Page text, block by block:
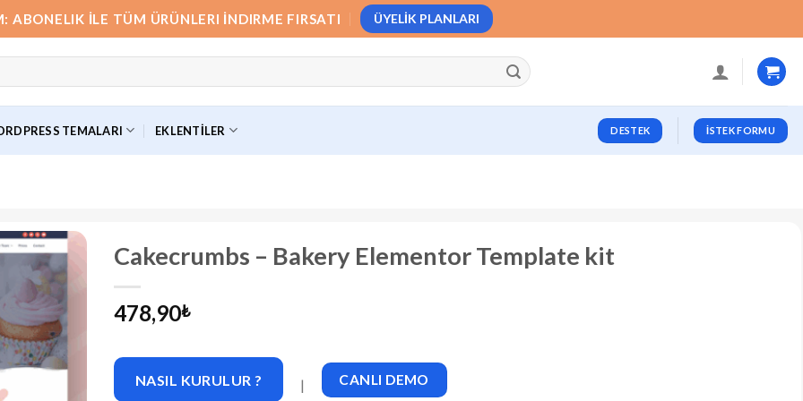
ABONELIK İLE TÜM ÜRÜNLERI İNDIRME FIRSATI ÜYELIK PLANLARI
TEMALARI EKLENTILER DESTEK İSTEK FORMU
Cakecrumbs – Bakery Elementor Template kit
478,90₺
NASIL KURULUR ? | CANLI DEMO